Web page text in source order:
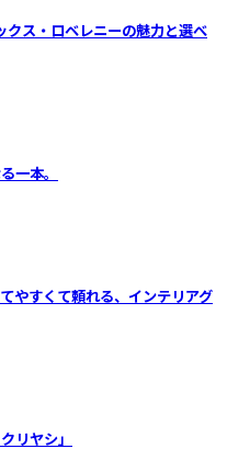
ス・ロベレニーの魅力と選べ
一本。
やすくて頼れる、インテリアグ
リヤシ」